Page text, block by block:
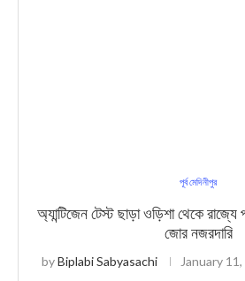
পূর্ব মেদিনীপুর
অ্যান্টিজেন টেস্ট ছাড়া ওড়িশা থেকে রাজ্যে
জোর নজরদারি
byBiplabi Sabyasachi January